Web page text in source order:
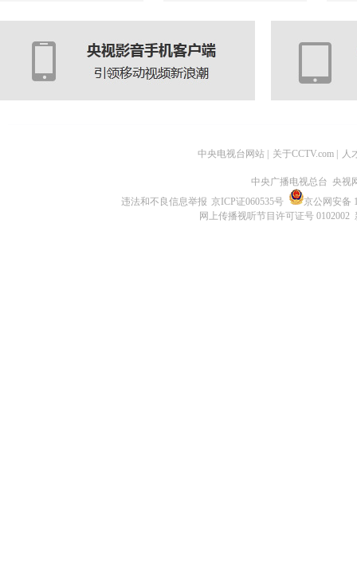
中央电视台网站 关于CCTV.com 人
中央广播电视总台 央视
违法和不良信息举报 京ICP证060535号
京公网安备
网上传播视听节目许可证号 0102002